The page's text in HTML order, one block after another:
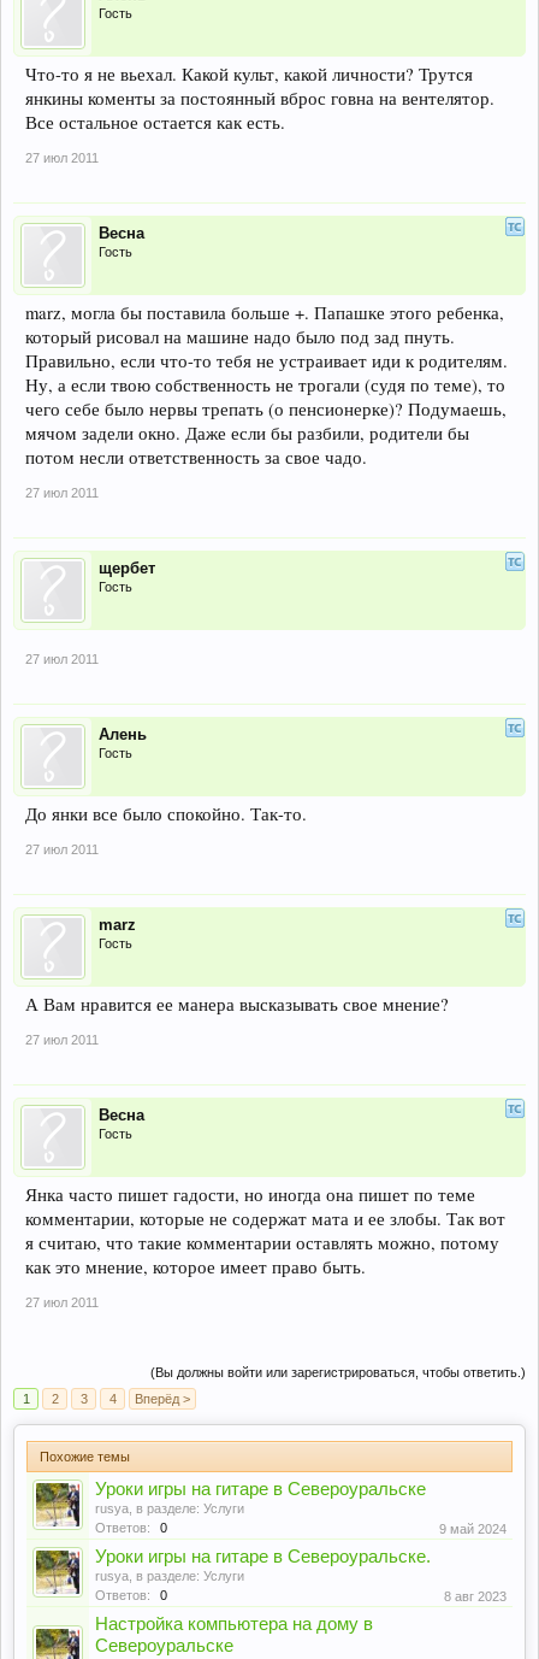
Гость
Что-то я не вьехал. Какой культ, какой личности? Трутся
янкины коменты за постоянный вброс говна на вентелятор.
Все остальное остается как есть.
27 июл 2011
Весна
Гость
marz, могла бы поставила больше +. Папашке этого ребенка,
который рисовал на машине надо было под зад пнуть.
Правильно, если что-то тебя не устраивает иди к родителям.
Ну, а если твою собственность не трогали (судя по теме), то
чего себе было нервы трепать (о пенсионерке)? Подумаешь,
мячом задели окно. Даже если бы разбили, родители бы
потом несли ответственность за свое чадо.
27 июл 2011
щербет
Гость
27 июл 2011
Алень
Гость
До янки все было спокойно. Так-то.
27 июл 2011
marz
Гость
А Вам нравится ее манера высказывать свое мнение?
27 июл 2011
Весна
Гость
Янка часто пишет гадости, но иногда она пишет по теме
комментарии, которые не содержат мата и ее злобы. Так вот
я считаю, что такие комментарии оставлять можно, потому
как это мнение, которое имеет право быть.
27 июл 2011
(Вы должны войти или зарегистрироваться, чтобы ответить.)
1
2 3 4 Вперёд >
Похожие темы
Уроки игры на гитаре в Североуральске
rusya , в разделе: Услуги
Ответов:
0 9 май 2024
Уроки игры на гитаре в Североуральске.
rusya , в разделе: Услуги
Ответов:
0 8 авг 2023
Настройка компьютера на дому в
Североуральске